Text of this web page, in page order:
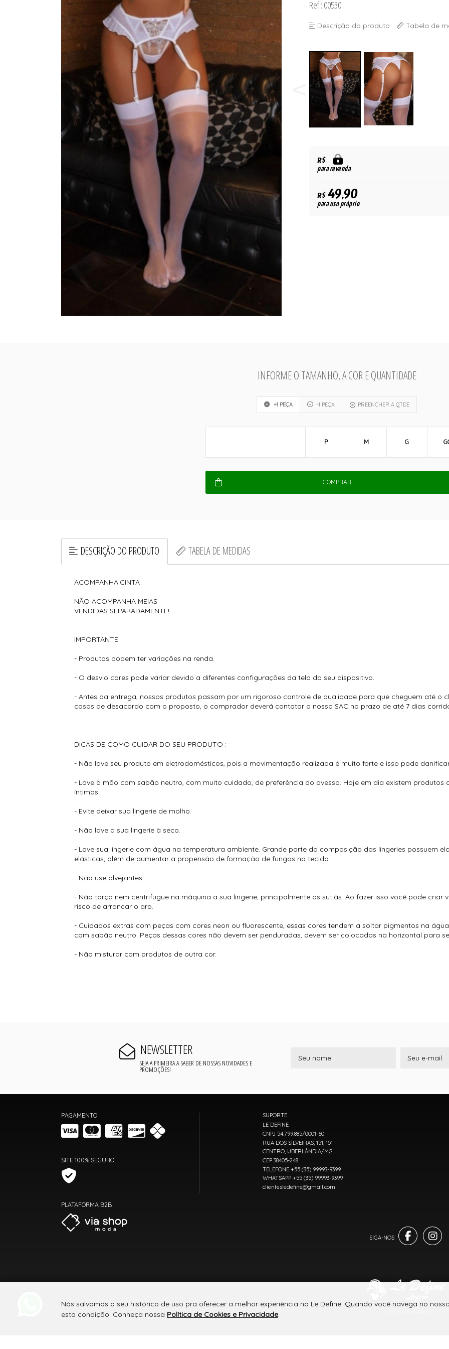
CORPETES, ESPARTILHOS E CORSELETS
SUTIÃS
Ref.: 00530
Descrição do produto Tabela de
R$
para revenda
R$49,90
para uso próprio
INFORME O TAMANHO, A COR E QUANTIDADE
+1 PEÇA -1 PEÇA PREENCHER A QTDE
P M G
COMPRAR
DESCRIÇÃO DO PRODUTO TABELA DE MEDIDAS
ACOMPANHA:CINTA
NÃO ACOMPANHA MEIAS
VENDIDAS SEPARADAMENTE!
IMPORTANTE:
- Produtos podem ter variações na renda.
- O desvio cores pode variar devido a diferentes configurações da tela do seu dispositivo.
- Antes da entrega, nossos produtos passam por um rigoroso controle de qualidade para que cheguem até o
casos de desacordo com o proposto, o comprador deverá contatar o nosso SAC no prazo de até 7 dias
DICAS DE COMO CUIDAR DO SEU PRODUTO :
- Não lave seu produto em eletrodomésticos, pois a movimentação realizada é muito forte e isso pode
- Lave à mão com sabão neutro, com muito cuidado, de preferência do avesso. Hoje em dia existem
íntimas.
- Evite deixar sua lingerie de molho.
- Não lave a sua lingerie à seco.
- Lave sua lingerie com água na temperatura ambiente. Grande parte da composição das lingeries possuem
elásticas, além de aumentar a propensão de formação de fungos no tecido.
- Não use alvejantes.
- Não torça nem centrifugue na máquina a sua lingerie, principalmente os sutiãs. Ao fazer isso você pode
risco de arrancar o aro.
- Cuidados extras com peças com cores neon ou fluorescente, essas cores tendem a soltar pigmentos na
com sabão neutro. Peças dessas cores não devem ser penduradas, devem ser colocadas na horizontal para
- Não misturar com produtos de outra cor.
NEWSLETTER
SEJA A PRIMEIRA A SABER DE NOSSAS NOVIDADES E
PROMOÇÕES!
PAGAMENTO
SITE 100% SEGURO
PLATAFORMA B2B
SUPORTE
LE DEFINE
CNPJ 54.799.885/0001-60
RUA DOS SILVEIRAS, 151, 151
CENTRO, UBERLÂNDIA/MG
CEP 38405-248
TELEFONE +55 (35) 99993-9399
WHATSAPP +55 (35) 99993-9399
clientesledefine@gmail.com
Nós salvamos o seu histórico de uso pra oferecer a melhor experiência na Le Define. Quando você navega no
esta condição. Conheça nossa Política de Cookies e Privacidade.